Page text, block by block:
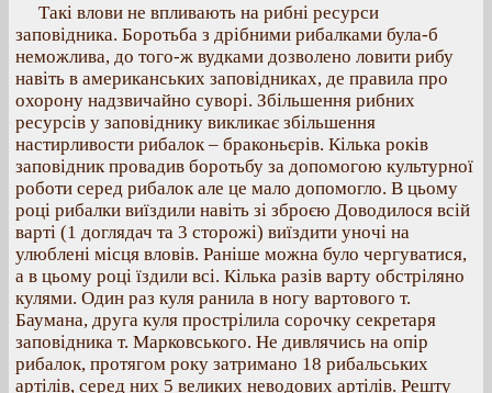
Такі влови не впливають на рибні ресурси
заповідника. Боротьба з дрібними рибалками була‐б
неможлива, до того‐ж вудками дозволено ловити рибу
навіть в американських заповідниках, де правила про
охорону надзвичайно суворі. Збільшення рибних
ресурсів у заповіднику викликає збільшення
настирливости рибалок – браконьєрів. Кілька років
заповідник провадив боротьбу за допомогою культурної
роботи серед рибалок але це мало допомогло. В цьому
році рибалки виїздили навіть зі зброєю Доводилося всій
варті (1 доглядач та 3 сторожі) виїздити уночі на
улюблені місця вловів. Раніше можна було чергуватися,
а в цьому році їздили всі. Кілька разів варту обстріляно
кулями. Один раз куля ранила в ногу вартового т.
Баумана, друга куля прострілила сорочку секретаря
заповідника т. Марковського. Не дивлячись на опір
рибалок, протягом року затримано 18 рибальських
артілів, серед них 5 великих неводових артілів. Решту